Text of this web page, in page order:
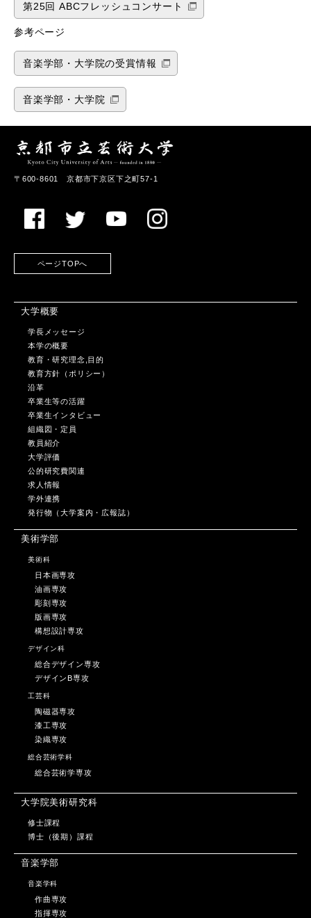
第25回 ABCフレッシュコンサート
参考ページ
音楽学部・大学院の受賞情報
音楽学部・大学院
〒600-8601 京都市下京区下之町57-1
ページTOPへ
大学概要
学長メッセージ
本学の概要
教育・研究理念,目的
教育方針（ポリシー）
沿革
卒業生等の活躍
卒業生インタビュー
組織図・定員
教員紹介
大学評価
公的研究費関連
求人情報
学外連携
発行物（大学案内・広報誌）
美術学部
美術科
日本画専攻
油画専攻
彫刻専攻
版画専攻
構想設計専攻
デザイン科
総合デザイン専攻
デザインB専攻
工芸科
陶磁器専攻
漆工専攻
染織専攻
総合芸術学科
総合芸術学専攻
大学院美術研究科
修士課程
博士（後期）課程
音楽学部
音楽学科
作曲専攻
指揮専攻